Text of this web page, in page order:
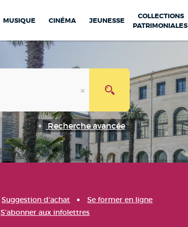
MUSIQUE CINÉMA JEUNESSE
COLLECTIONS
PATRIMONIALES
Recherche avancée
Suggestion d'achat
Se former en ligne
S'abonner aux infolettres